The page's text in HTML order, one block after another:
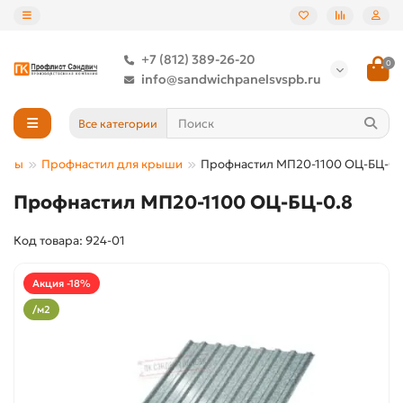
+7 (812) 389-26-20
info@sandwichpanelsvspb.ru
0
Все категории
Профнастил для крыши Профнастил МП20-1100 ОЦ-БЦ-
Профнастил МП20-1100 ОЦ-БЦ-0.8
Код товара: 924-01
Акция -18%
/м2